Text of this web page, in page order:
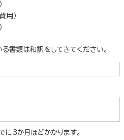
用）
書類は和訳をしてきてください。
に3か月ほどかかります。